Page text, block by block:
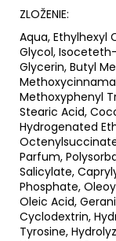
ZLOŽENIE:
Aqua, Ethylhexyl
Glycol,
Glycerin, Butyl
Methoxyphenyl
Stearic Acid,
Hydrogenated
Parfum,
Salicylate,
Phosphate,
Oleic Acid,
Cyclodextrin,
Tyrosine,